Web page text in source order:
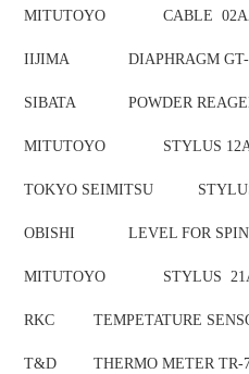
MITUTOYO CABLE
IIJIMA DIAPHRAGM
SIBATA POWDER
MITUTOYO STYLUS
TOKYO SEIMITSU
OBISHI LEVEL FOR
MITUTOYO STYLUS
RKC TEMPETATURE
T&D THERMO METER TR-